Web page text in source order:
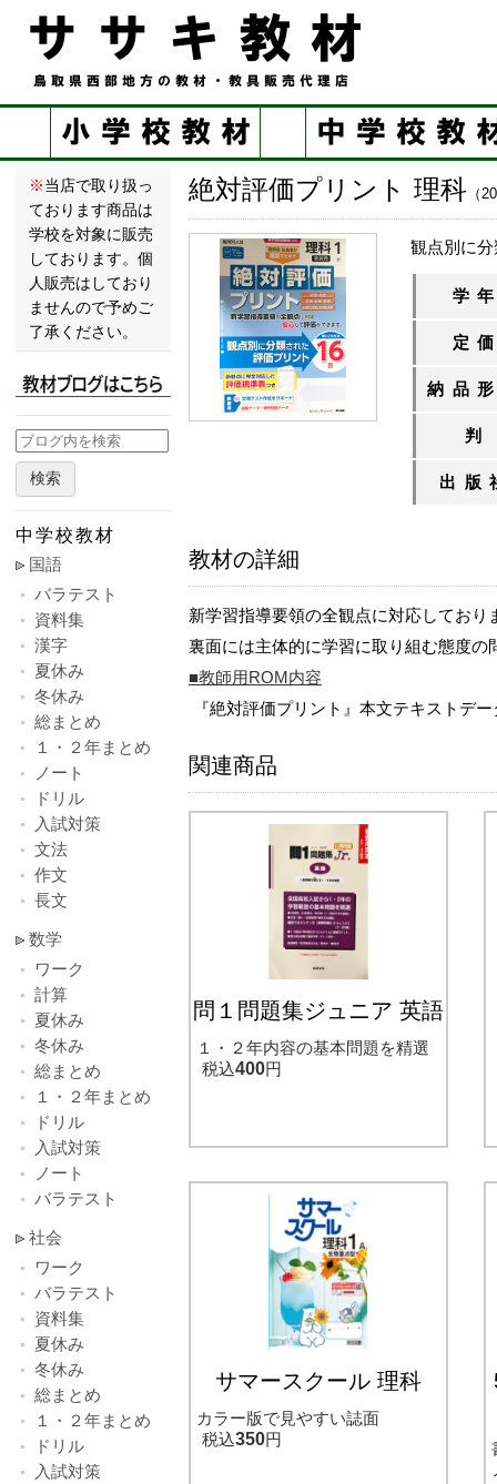
絶対評価プリント 理科 （
観点別に
学
定
納品
判
出版
教材の詳細
新学習指導要領の全観点に対応してお
裏面には主体的に学習に取り組む態度の
■教師用ROM内容
『絶対評価プリント』本文テキストデ
関連商品
問１問題集ジュニア 英語
１・２年内容の基本問題を精選
税込400円
サマースクール 理科
カラー版で見やすい誌面
税込350円
※ 当店で取り扱っ
ております商品は
学校を対象に販売
しております。個
人販売はしており
ませんので予めご
了承ください。
検索
中学校教材
国語
バラテスト
資料集
漢字
夏休み
冬休み
総まとめ
１・２年まとめ
ノート
ドリル
入試対策
文法
作文
長文
数学
ワーク
計算
夏休み
冬休み
総まとめ
１・２年まとめ
ドリル
入試対策
ノート
バラテスト
社会
ワーク
バラテスト
資料集
夏休み
冬休み
総まとめ
１・２年まとめ
ドリル
入試対策